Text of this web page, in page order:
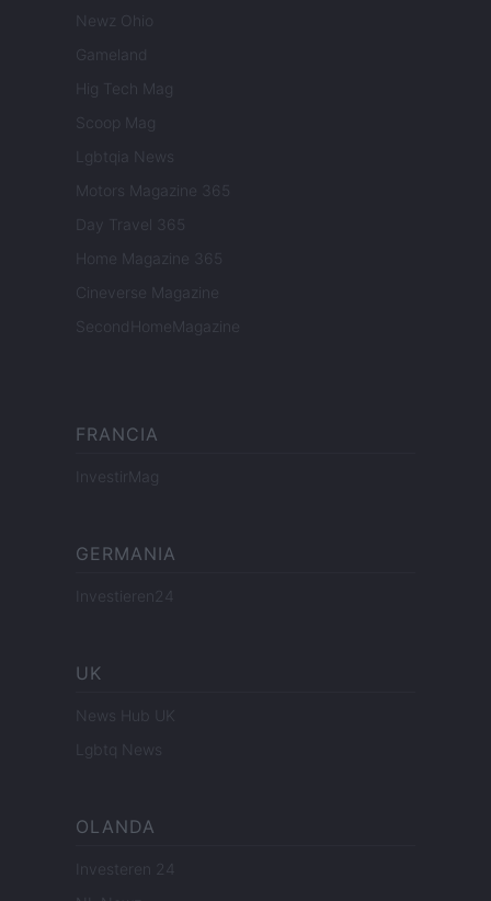
Newz Ohio
Gameland
Hig Tech Mag
Scoop Mag
Lgbtqia News
Motors Magazine 365
Day Travel 365
Home Magazine 365
Cineverse Magazine
SecondHomeMagazine
FRANCIA
InvestirMag
GERMANIA
Investieren24
UK
News Hub UK
Lgbtq News
OLANDA
Investeren 24